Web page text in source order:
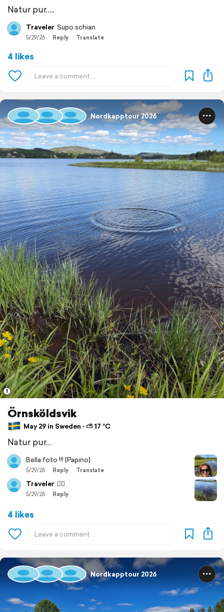
Natur pur…..
Traveler Supo schian
5/29/26 Reply Translate
4 likes
Nordkapptour 2026
1
Örnsköldsvik
May 29 in Sweden ⋅ ⛅ 17 °C
Natur pur…
Bella foto !!! [Papino]
5/29/26 Reply Translate
Traveler 👍🏻
5/29/26 Reply
4 likes
Nordkapptour 2026